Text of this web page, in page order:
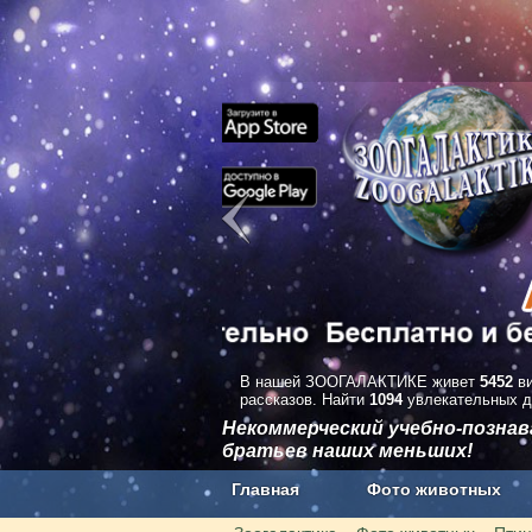
В нашей ЗООГАЛАКТИКЕ живет 5452
рассказов. Найти 1094увлекательных
Некоммерческий учебно-
братьев наших меньших!
Главная Фото животных
Наши приложения. Бесплатно и